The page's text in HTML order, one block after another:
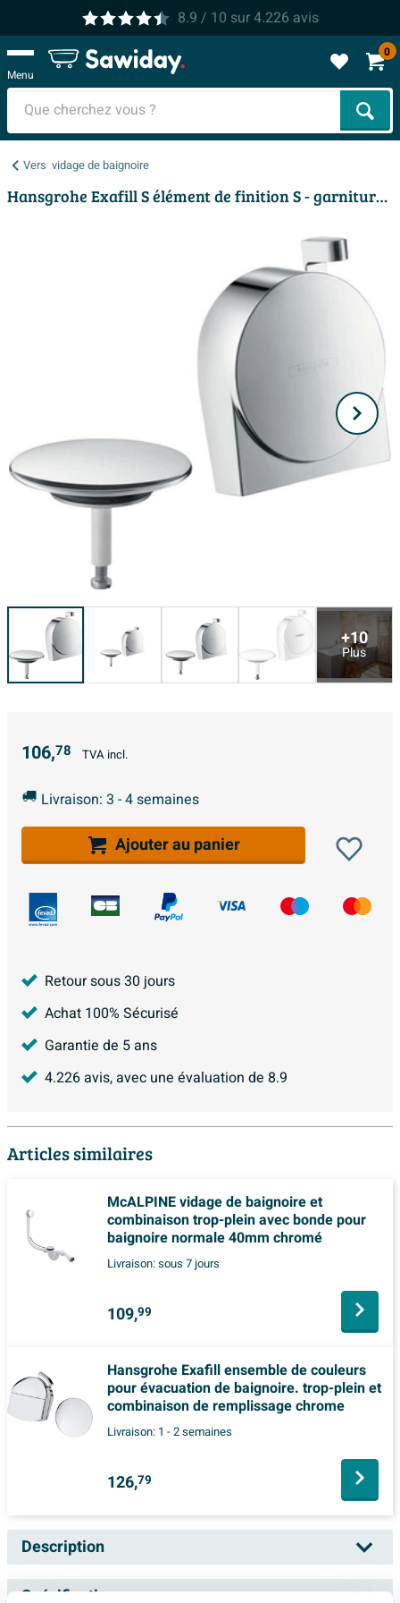
8.9 / 10 sur4.226 avis
Menu
0
Vers vidage de baignoire
Hansgrohe Exafill S élément de finition S - garniture de remplissage de baignoire, trop-plein et vidage - chrome
+10
Plus
106,78 TVA incl.
Livraison: 3 - 4 semaines
Ajouter au panier
Retour sous 30 jours
Achat 100% Sécurisé
Garantie de 5 ans
4.226avis, avec une évaluation de 8.9
Articles similaires
McALPINE vidage de baignoire et
combinaison trop-plein avec bonde pour
baignoire normale 40mm chromé
Livraison:sous 7 jours
109,99
Hansgrohe Exafill ensemble de couleurs
pour évacuation de baignoire. trop-plein et
combinaison de remplissage chrome
Livraison: 1 - 2 semaines
126,79
Description
Hansgrohe Exafill S élément de finition S -
Spécifications